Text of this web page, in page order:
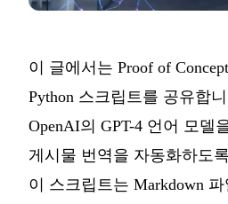
이 글에서는 Proof of
Python 스크립트를 공유합
OpenAI의 GPT-4 언어 모델
게시물 번역을 자동화하도
이 스크립트는 Markdown